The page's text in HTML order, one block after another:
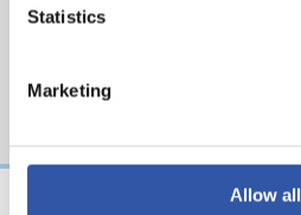
Statistics
Marketing
Allow all